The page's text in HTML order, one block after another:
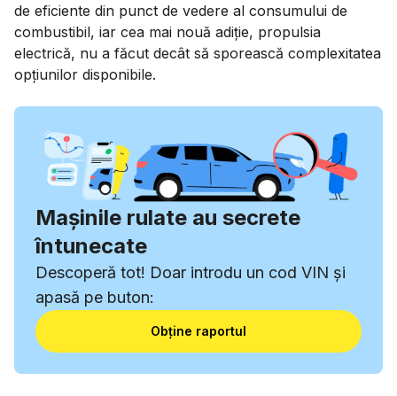
de eficiente din punct de vedere al consumului de
combustibil, iar cea mai nouă adiție, propulsia
electrică, nu a făcut decât să sporească complexitatea
opțiunilor disponibile.
Mașinile rulate au secrete
întunecate
Descoperă tot! Doar introdu un cod VIN și
apasă pe buton:
Obține raportul